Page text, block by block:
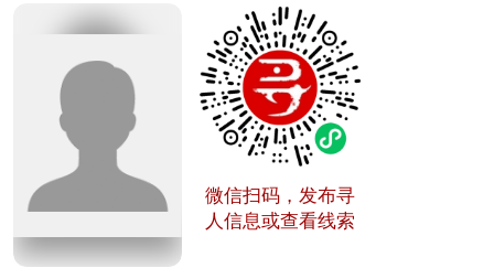
微信扫码，发布寻
人信息或查看线索